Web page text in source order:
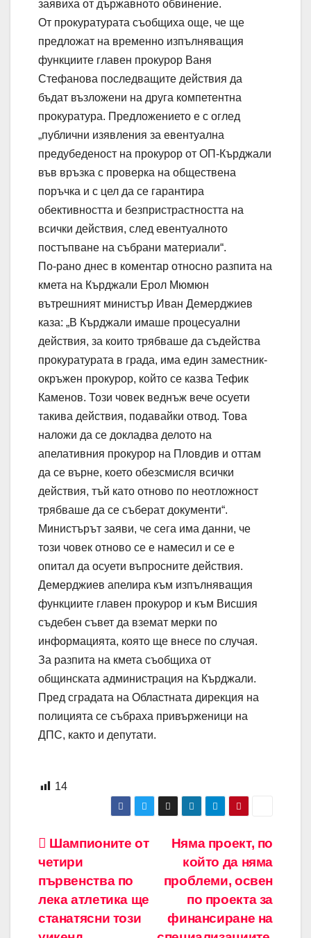
заявиха от държавното обвинение.
От прокуратурата съобщиха още, че ще
предложат на временно изпълняващия
функциите главен прокурор Ваня
Стефанова последващите действия да
бъдат възложени на друга компетентна
прокуратура. Предложението е с оглед
„публични изявления за евентуална
предубеденост на прокурор от ОП-Кърджали
във връзка с проверка на обществена
поръчка и с цел да се гарантира
обективността и безпристрастността на
всички действия, след евентуалното
постъпване на събрани материали“.
По-рано днес в коментар относно разпита на
кмета на Кърджали Ерол Мюмюн
вътрешният министър Иван Демерджиев
каза: „В Кърджали имаше процесуални
действия, за които трябваше да съдейства
прокуратурата в града, има един заместник-
окръжен прокурор, който се казва Тефик
Каменов. Този човек веднъж вече осуети
такива действия, подавайки отвод. Това
наложи да се докладва делото на
апелативния прокурор на Пловдив и оттам
да се върне, което обезсмисля всички
действия, тъй като отново по неотложност
трябваше да се съберат документи“.
Министърът заяви, че сега има данни, че
този човек отново се е намесил и се е
опитал да осуети въпросните действия.
Демерджиев апелира към изпълняващия
функциите главен прокурор и към Висшия
съдебен съвет да вземат мерки по
информацията, която ще внесе по случая.
За разпита на кмета съобщиха от
общинската администрация на Кърджали.
Пред сградата на Областната дирекция на
полицията се събраха привърженици на
ДПС, както и депутати.
14
Навигация
Няма проект, по
който да няма
проблеми, освен
по проекта за
финансиране на
Шампионите от
четири
първенства по
лека атлетика ще
станатясни този